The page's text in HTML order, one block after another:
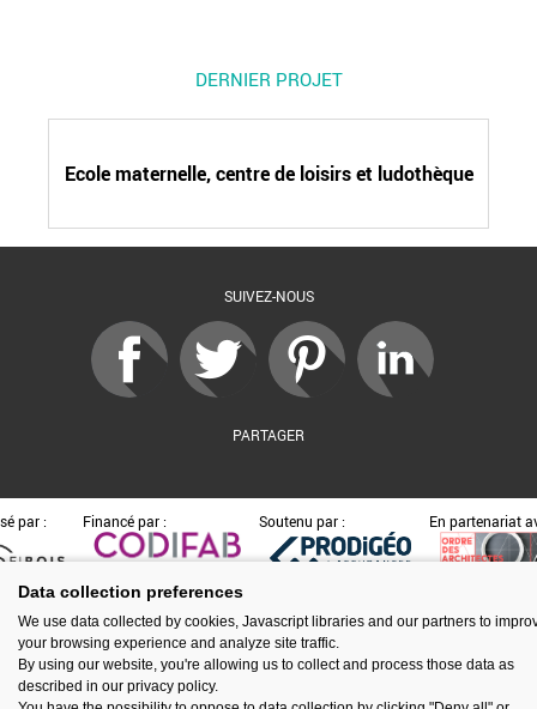
DERNIER PROJET
Ecole maternelle, centre de loisirs et ludothèque
SUIVEZ-NOUS
PARTAGER
par : Financé par : Soutenu par : En partenariat
Espace presse Kit de communication Contact
Newsletter
Gestion des cookies
Data collection preferences
We use data collected by cookies, Javascript libraries and our partners to
your browsing experience and analyze site traffic.
By using our website, you're allowing us to collect and process those data as
described in our privacy policy.